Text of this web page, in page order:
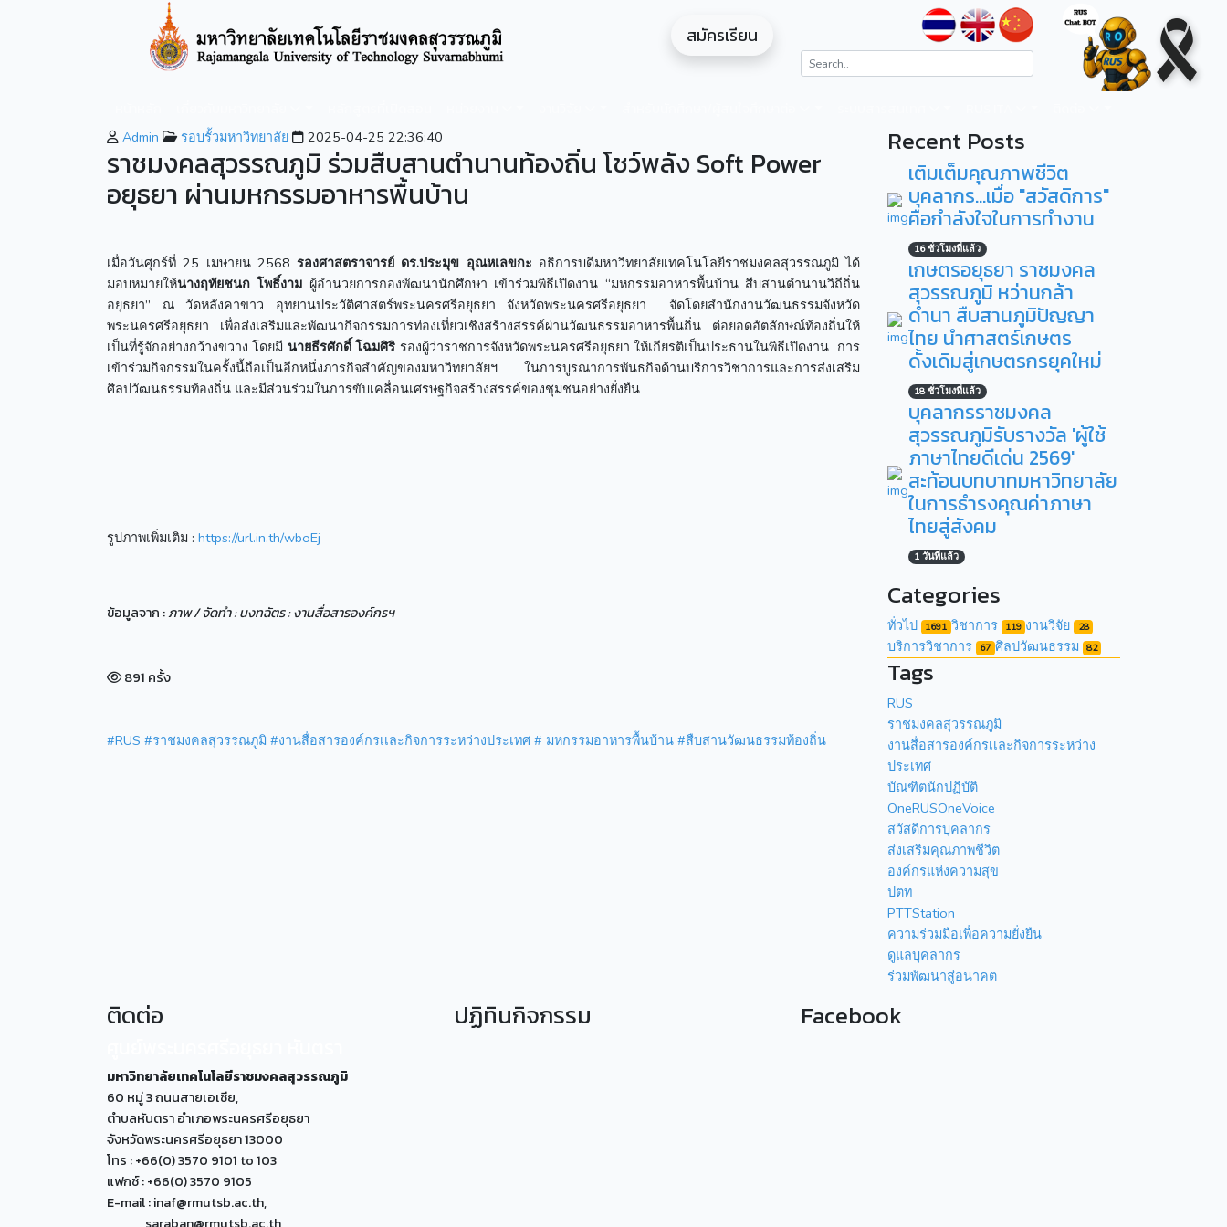
สมัครเรียน
Admin รอบรั้วมหาวิทยาลัย 2025-04-25 22:36:40
ราชมงคลสุวรรณภูมิ ร่วมสืบสานตำนานท้องถิ่น โชว์พลัง Soft Power
อยุธยา ผ่านมหกรรมอาหารพื้นบ้าน
เมื่อวันศุกร์ที่ 25 เมษายน 2568 รองศาสตราจารย์ ดร.ประมุข อุณหเลขกะ อธิการบดีมหาวิทยาลัยเทคโนโลยีราชมงคลสุวรรณภูมิ ได้
มอบหมายให้นางฤทัยชนก โพธิ์งาม ผู้อำนวยการกองพัฒนานักศึกษา เข้าร่วมพิธีเปิดงาน “มหกรรมอาหารพื้นบ้าน สืบสานตำนานวิถีถิ่น
อยุธยา” ณ วัดหลังคาขาว อุทยานประวัติศาสตร์พระนครศรีอยุธยา จังหวัดพระนครศรีอยุธยา จัดโดยสำนักงานวัฒนธรรมจังหวัด
พระนครศรีอยุธยา เพื่อส่งเสริมและพัฒนากิจกรรมการท่องเที่ยวเชิงสร้างสรรค์ผ่านวัฒนธรรมอาหารพื้นถิ่น ต่อยอดอัตลักษณ์ท้องถิ่นให้
เป็นที่รู้จักอย่างกว้างขวาง โดยมี นายธีรศักดิ์ โฉมศิริ รองผู้ว่าราชการจังหวัดพระนครศรีอยุธยา ให้เกียรติเป็นประธานในพิธีเปิดงาน การ
เข้าร่วมกิจกรรมในครั้งนี้ถือเป็นอีกหนึ่งภารกิจสำคัญของมหาวิทยาลัยฯ ในการบูรณาการพันธกิจด้านบริการวิชาการและการส่งเสริม
ศิลปวัฒนธรรมท้องถิ่น และมีส่วนร่วมในการขับเคลื่อนเศรษฐกิจสร้างสรรค์ของชุมชนอย่างยั่งยืน
รูปภาพเพิ่มเติม : https://url.in.th/wboEj
ข้อมูลจาก :ภาพ / จัดทำ : นงทฉัตร : งานสื่อสารองค์กรฯ
891 ครั้ง
#RUS #ราชมงคลสุวรรณภูมิ #งานสื่อสารองค์กรเเละกิจการระหว่างประเทศ # มหกรรมอาหารพื้นบ้าน #สืบสานวัฒนธรรมท้องถิ่น
Recent Posts
เติมเต็มคุณภาพชีวิต
บุคลากร...เมื่อ "สวัสดิการ"
คือกำลังใจในการทำงาน
16 ชั่วโมงที่แล้ว
เกษตรอยุธยา ราชมงคล
สุวรรณภูมิ หว่านกล้า
ดำนา สืบสานภูมิปัญญา
ไทย นำศาสตร์เกษตร
ดั้งเดิมสู่เกษตรกรยุคใหม่
18 ชั่วโมงที่แล้ว
บุคลากรราชมงคล
สุวรรณภูมิรับรางวัล 'ผู้ใช้
ภาษาไทยดีเด่น 2569'
สะท้อนบทบาทมหาวิทยาลัย
ในการธำรงคุณค่าภาษา
ไทยสู่สังคม
1 วันที่แล้ว
Categories
ทั่วไป 1691 วิชาการ 119 งานวิจัย 28
บริการวิชาการ 67 ศิลปวัฒนธรรม 82
Tags
RUS
ราชมงคลสุวรรณภูมิ
งานสื่อสารองค์กรเเละกิจการระหว่าง
ประเทศ
บัณฑิตนักปฏิบัติ
OneRUSOneVoice
สวัสดิการบุคลากร
ส่งเสริมคุณภาพชีวิต
องค์กรแห่งความสุข
ปตท
PTTStation
ความร่วมมือเพื่อความยั่งยืน
ดูแลบุคลากร
ร่วมพัฒนาสู่อนาคต
ติดต่อ
มหาวิทยาลัยเทคโนโลยีราชมงคลสุวรรณภูมิ
60 หมู่ 3 ถนนสายเอเซีย,
ตำบลหันตรา อำเภอพระนครศรีอยุธยา
จังหวัดพระนครศรีอยุธยา 13000
โทร : +66(0) 3570 9101 to 103
แฟกซ์ : +66(0) 3570 9105
E-mail : inaf@rmutsb.ac.th,
ปฏิทินกิจกรรม Facebook